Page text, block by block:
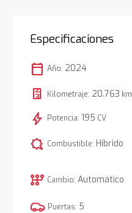
Especificaciones
calendar_today Año: 2024
Kilometraje: 20.763 km
bolt Potencia: 195 CV
comic_bubble Combustible: Híbrido
auto_transmission Cambio: Automático
Puertas: 5